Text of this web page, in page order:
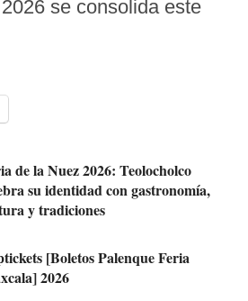
se consolida este
de la Nuez 2026: Teolocholco
su identidad con gastronomía,
y tradiciones
[Boletos Palenque Feria
2026